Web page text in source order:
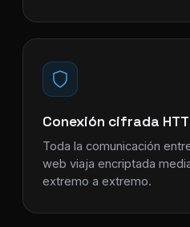
Conexión cifrada
Toda la comunicación
web viaja encriptada
extremo a extremo.